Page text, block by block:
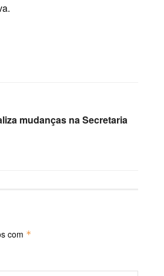
mudanças na Secretaria
com *